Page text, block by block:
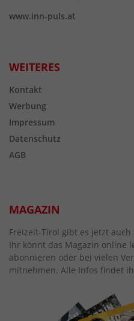
www.inn-puls.at
WEITERES
Kontakt
Werbung
Impressum
Datenschutz
AGB
MAGAZIN
Freizeit-Tirol gibt es jetzt auch
Ihr könnt das Magazin online
abonnieren oder bei vielen
mitnehmen. Alle Infos findet